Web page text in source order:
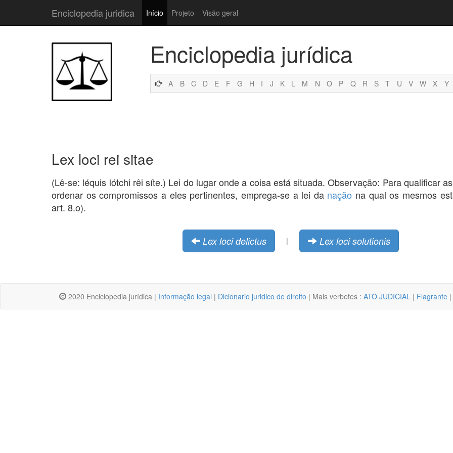
Enciclopedia juridica Início Projeto Visão geral
Enciclopedia jurídica
A B C D E F G H I J K L M N O P Q R S T U V W X Y
Lex loci rei sitae
(Lê-se: léquis lótchi rêi síte.) Lei do lugar onde a coisa está situada. Observação: Para qualificar
ordenar os compromissos a eles pertinentes, emprega-se a lei da nação na qual os mesmos
art. 8.o).
Lex loci delictus | Lex loci solutionis
2020 Enciclopedia jurídica | Informação legal | Dicionario juridico de direito | Mais verbetes : ATO JUDICIAL | Flagrante |